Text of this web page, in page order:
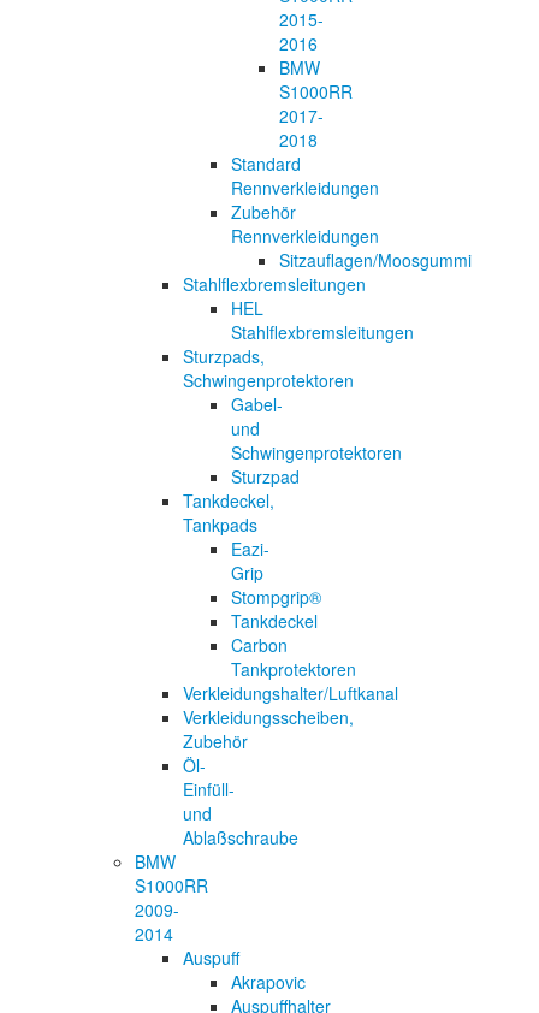
2015-
2016
BMW
S1000RR
2017-
2018
Standard
Rennverkleidungen
Zubehör
Rennverkleidungen
Sitzauflagen/Moosgummi
Stahlflexbremsleitungen
HEL
Stahlflexbremsleitungen
Sturzpads,
Schwingenprotektoren
Gabel-
und
Schwingenprotektoren
Sturzpad
Tankdeckel,
Tankpads
Eazi-
Grip
Stompgrip®
Tankdeckel
Carbon
Tankprotektoren
Verkleidungshalter/Luftkanal
Verkleidungsscheiben,
Zubehör
Öl-
Einfüll-
und
Ablaßschraube
BMW
S1000RR
2009-
2014
Auspuff
Akrapovic
Auspuffhalter